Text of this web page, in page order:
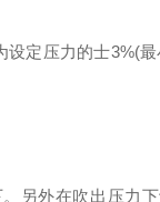
定压力的士3%(
另外在吹出压力